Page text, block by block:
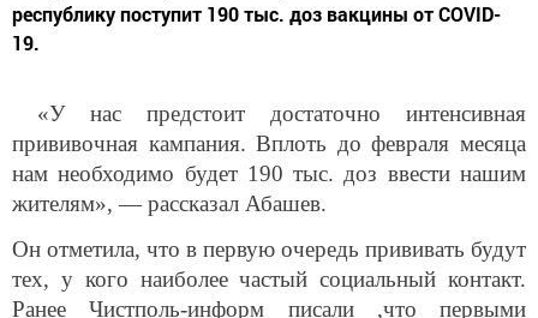
республику поступит 190 тыс. доз вакцины от COVID-
19.
«У нас предстоит достаточно интенсивная
прививочная кампания. Вплоть до февраля месяца
нам необходимо будет 190 тыс. доз ввести нашим
жителям», — рассказал Абашев.
Он отметила, что в первую очередь прививать будут
тех, у кого наиболее частый социальный контакт.
Ранее Чистполь-информ писали ,что первыми